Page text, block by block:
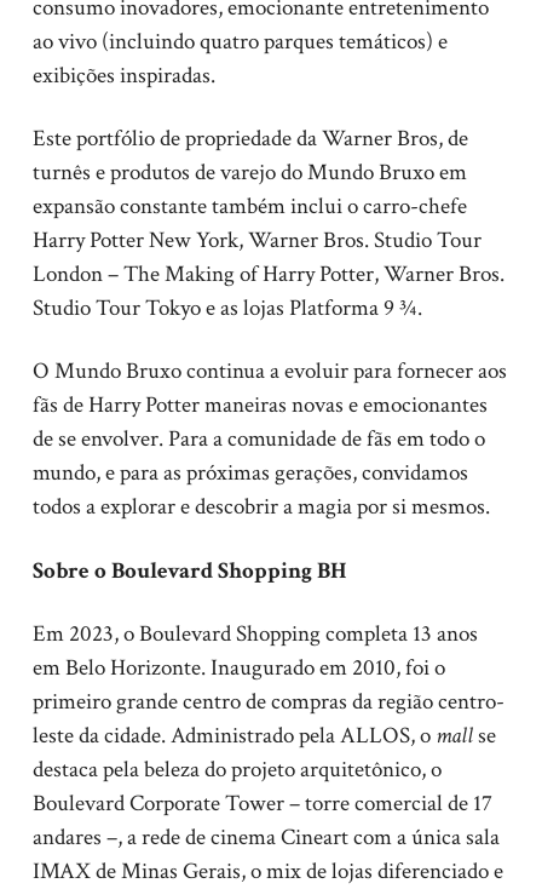
consumo inovadores, emocionante entretenimento
ao vivo (incluindo quatro parques temáticos) e
exibições inspiradas.
Este portfólio de propriedade da Warner Bros, de
turnês e produtos de varejo do Mundo Bruxo em
expansão constante também inclui o carro-chefe
Harry Potter New York, Warner Bros. Studio Tour
London – The Making of Harry Potter, Warner Bros.
Studio Tour Tokyo e as lojas Platforma 9 ¾.
O Mundo Bruxo continua a evoluir para fornecer aos
fãs de Harry Potter maneiras novas e emocionantes
de se envolver. Para a comunidade de fãs em todo o
mundo, e para as próximas gerações, convidamos
todos a explorar e descobrir a magia por si mesmos.
Sobre o Boulevard Shopping BH
Em 2023, o Boulevard Shopping completa 13 anos
em Belo Horizonte. Inaugurado em 2010, foi o
primeiro grande centro de compras da região centro-
leste da cidade. Administrado pela ALLOS, o mallse
destaca pela beleza do projeto arquitetônico, o
Boulevard Corporate Tower – torre comercial de 17
andares –, a rede de cinema Cineart com a única sala
IMAX de Minas Gerais, o mix de lojas diferenciado e